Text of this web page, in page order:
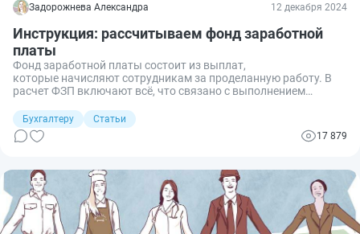
Задорожнева Александра 12 декабря 2024
Инструкция: рассчитываем фонд заработной
платы
Фонд заработной платы состоит из выплат,
которые начисляют сотрудникам за проделанную работу. В
расчет ФЗП включают всё, что связано с выполнением
в зарплатный фонд.
Бухгалтеру
Статьи
17 879